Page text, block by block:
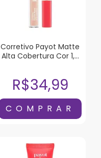
Corretivo Payot Matte
Alta Cobertura Cor 1,5
R$34,99